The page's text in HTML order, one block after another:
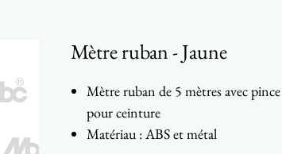
Mètre ruban - Jaune
Mètre ruban de 5 mètres avec pince
pour ceinture
Matériau : ABS et métal